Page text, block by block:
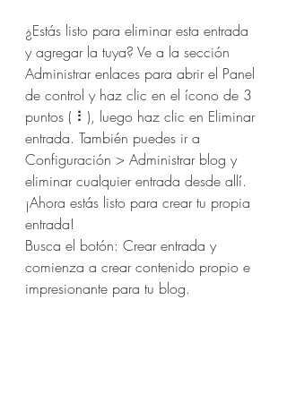
¿Estás listo para eliminar esta entrada
y agregar la tuya? Ve a la sección
Administrar enlaces para abrir el Panel
de control y haz clic en el ícono de 3
puntos ( ⠇), luego haz clic en Eliminar
entrada. También puedes ir a
Configuración > Administrar blog y
eliminar cualquier entrada desde allí.
¡Ahora estás listo para crear tu propia
entrada!
Busca el botón: Crear entrada y
comienza a crear contenido propio e
impresionante para tu blog.